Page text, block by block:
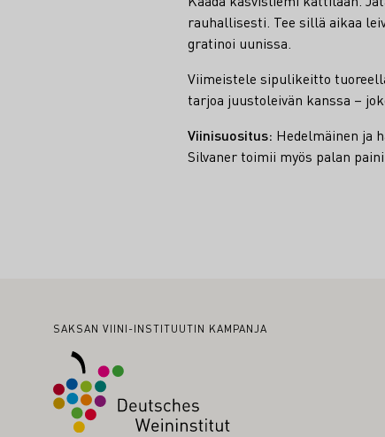
rauhallisesti. Tee sillä aikaa
gratinoi uunissa.
Viimeistele sipulikeitto
tarjoa juustoleivän kanssa –
Viinisuositus: Hedelmäinen ja
Silvaner toimii myös palan
Alatunniste
SAKSAN VIINI-INSTITUUTIN KAMPANJA